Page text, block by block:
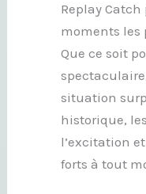
Replay
moments les
Que ce soit
situation
historique,
l’excitation
forts à tout